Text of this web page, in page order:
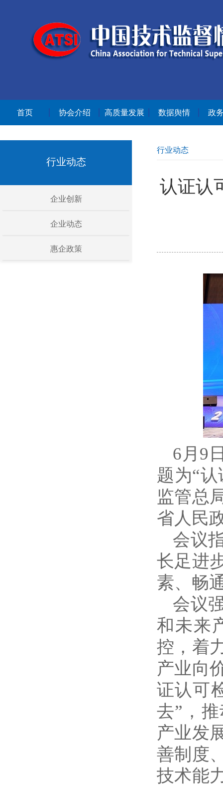
首页 协会介绍 高质量发展 数据舆情 政
行业动态
企业创新
企业动态
惠企政策
行业动态
认证认
6月9
题为“
监管总
省人民
会议
长足进
素、畅
会议
和未来
控，着
产业向
证认可
去”，
产业发
善制度
技术能